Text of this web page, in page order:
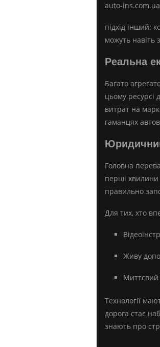
auto-ins.com.ua
підхід інший:
можуть навіть
Реальна
Багато
цьому ресурсі
витрат на
гаманцях
Головна
перші хвилини
правильно
Для тих, хто
Живу
Миттєвий
Технології
дорога стає
знають про